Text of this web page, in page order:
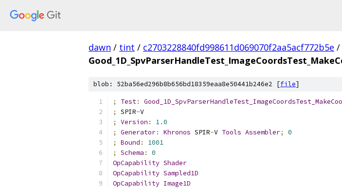
dawn / tint / c2703228840fd998611d069070f2aa5acf772b5e /
blob: 52ba56ed296b8b656bd18359eaa8e50441b246e2 [file]
; Test:
;
SPIR-V
;
Version :
1.0
;
Generator: Khronos SPIR-V Tools Assembler;
0
;
Bound :
1001
;
Schema :
0
OpCapability Shader
OpCapability Sampled1D
OpCapability Image1D